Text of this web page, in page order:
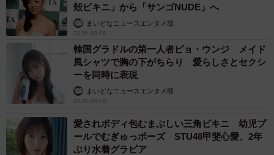
殻ビキニ」から「サンゴNUDE」へ
まいどなニュースエンタメ部
2026.08.08
韓国グラドルの第一人者ピョ・ウンジ メイド
風シャツで胸の下がちらり 愛らしさとセクシ
ーを同時に表現
まいどなニュースエンタメ部
2026.08.08
愛されボディ包むまぶしい三角ビキニ 幼児プ
ールでむぎゅっポーズ STU48甲斐心愛、2年
ぶり水着グラビア